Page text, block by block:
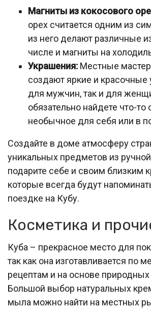
Магниты из кокосового
орех считается одним из
из него делают различные
числе и магниты на
Украшения: Местные
создают яркие и красочные
для мужчин, так и для
обязательно найдете что-то
необычное для себя или в
Создайте в доме атмосферу
уникальных предметов из
подарите себе и своим близким
которые всегда будут
поездке на Кубу.
Косметика и
Куба – прекрасное место для
так как она изготавливается по
рецептам и на основе природных
Большой выбор натуральных
мыла можно найти на местных